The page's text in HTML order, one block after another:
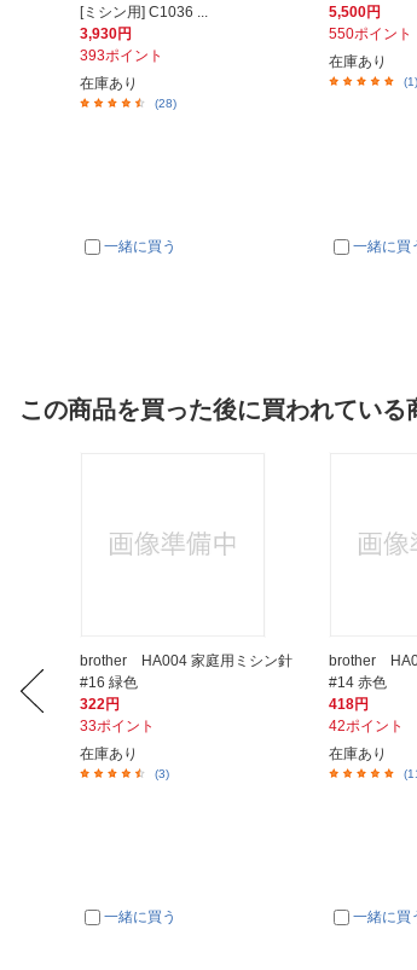
[ミシン用] C1036 ...
3,930円
393ポイント
在庫あり
(28)
一緒に買う
5,500円
550ポイント
在庫あり
(1)
一緒に買
この商品を買った後に買われている
brother HA004 家庭用ミシン針
#16 緑色
322円
33ポイント
在庫あり
(3)
一緒に買う
brother
#14 赤色
418円
42ポイント
在庫あり
一緒に買